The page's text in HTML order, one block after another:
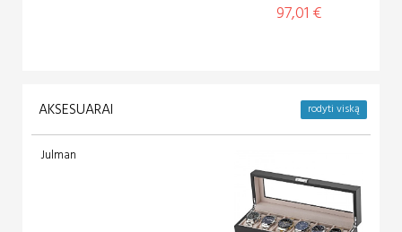
97,01 €
AKSESUARAI rodyti viską
Julman